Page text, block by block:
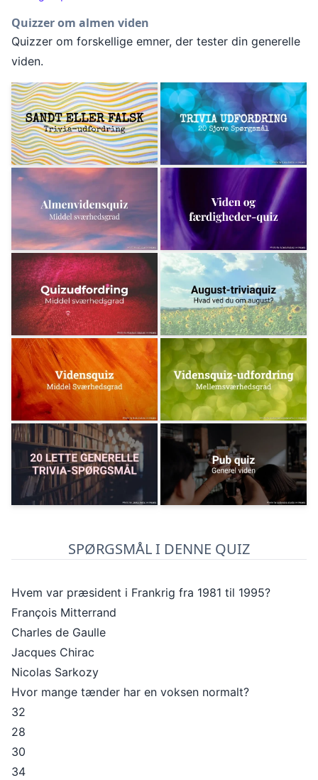
Quizzer om almen viden
Quizzer om forskellige emner, der tester din generelle
viden.
SPØRGSMÅL I DENNE QUIZ
Hvem var præsident i Frankrig fra 1981 til 1995?
François Mitterrand
Charles de Gaulle
Jacques Chirac
Nicolas Sarkozy
Hvor mange tænder har en voksen normalt?
32
28
30
34